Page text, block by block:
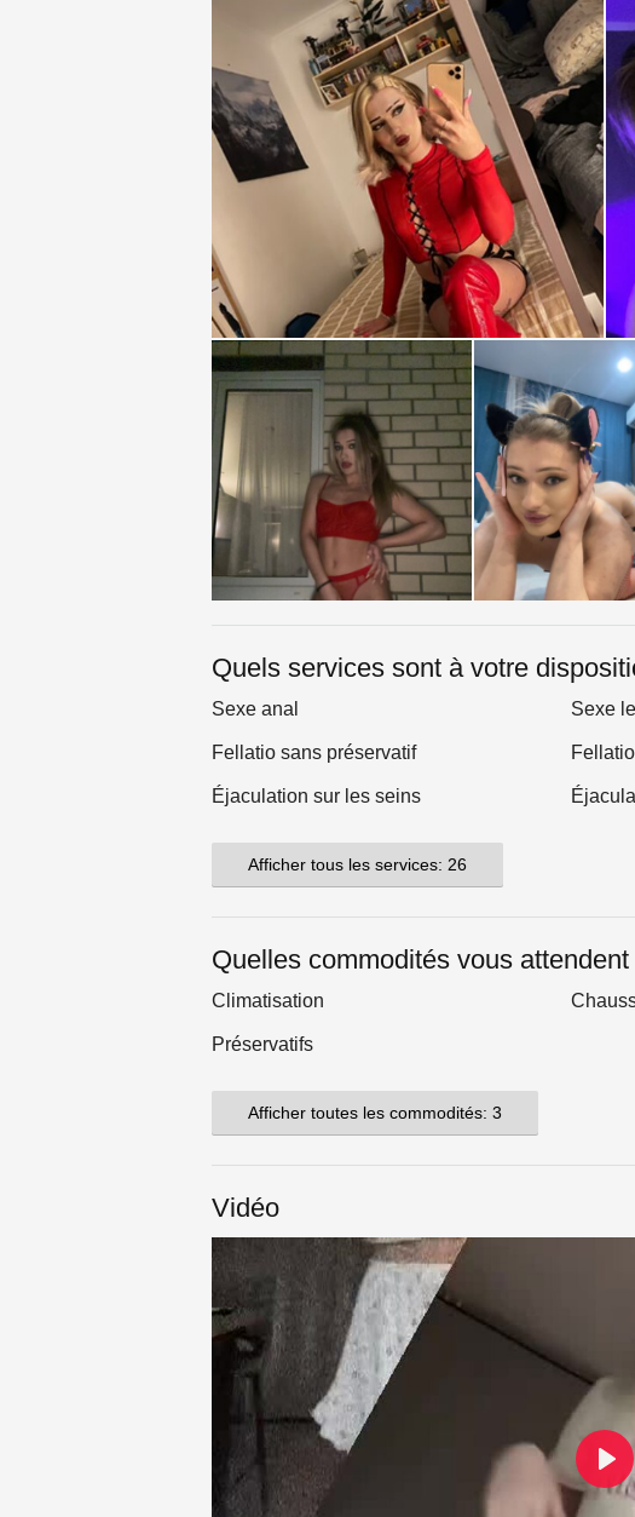
Quels services sont à votre
Sexe anal Sexe
Fellatio sans préservatif
Éjaculation sur les seins
Afficher tous les services: 26
Quelles commodités vous attendent
Climatisation
Préservatifs
Afficher toutes les commodités: 3
Vidéo